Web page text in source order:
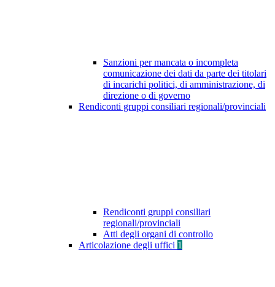
Sanzioni per mancata o incompleta
comunicazione dei dati da parte dei titolari
di incarichi politici, di amministrazione, di
direzione o di governo
Rendiconti gruppi consiliari regionali/provinciali
Rendiconti gruppi consiliari
regionali/provinciali
Atti degli organi di controllo
Articolazione degli uffici 1